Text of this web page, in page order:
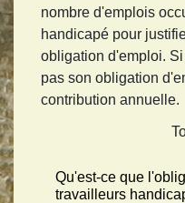
nombre d'emplois
handicapé pour
obligation d'emploi.
pas son obligation
contribution annuelle.
Qu'est-ce que
travailleurs